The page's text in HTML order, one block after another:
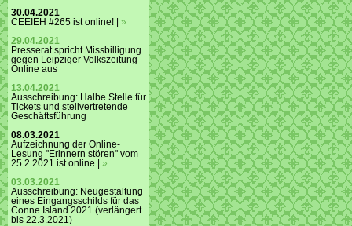
30.04.2021
CEEIEH #265 ist online! | »
29.04.2021
Presserat spricht Missbilligung
gegen Leipziger Volkszeitung
Online aus
13.04.2021
Ausschreibung: Halbe Stelle für
Tickets und stellvertretende
Geschäftsführung
08.03.2021
Aufzeichnung der Online-
Lesung "Erinnern stören" vom
25.2.2021 ist online | »
03.03.2021
Ausschreibung: Neugestaltung
eines Eingangsschilds für das
Conne Island 2021 (verlängert
bis 22.3.2021)